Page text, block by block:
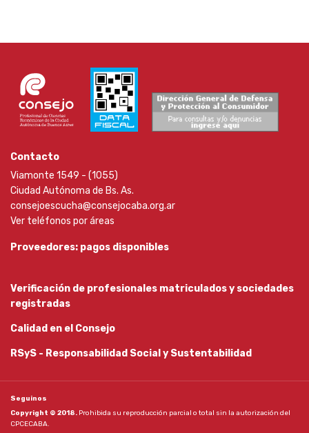
Contacto
Viamonte 1549 - (1055)
Ciudad Autónoma de Bs. As.
consejoescucha@consejocaba.org.ar
Ver teléfonos por áreas
Proveedores: pagos disponibles
Verificación de profesionales matriculados y sociedades
registradas
Calidad en el Consejo
RSyS - Responsabilidad Social y Sustentabilidad
Copyright © 2018. Prohibida su reproducción parcial o total sin la autorización del
CPCECABA.
Seguinos